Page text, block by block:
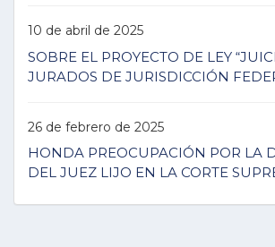
10 de abril de 2025
SOBRE EL PROYECTO DE LEY
JURADOS DE JURISDICCIÓN
26 de febrero de 2025
HONDA PREOCUPACIÓN POR LA
DEL JUEZ LIJO EN LA CORTE